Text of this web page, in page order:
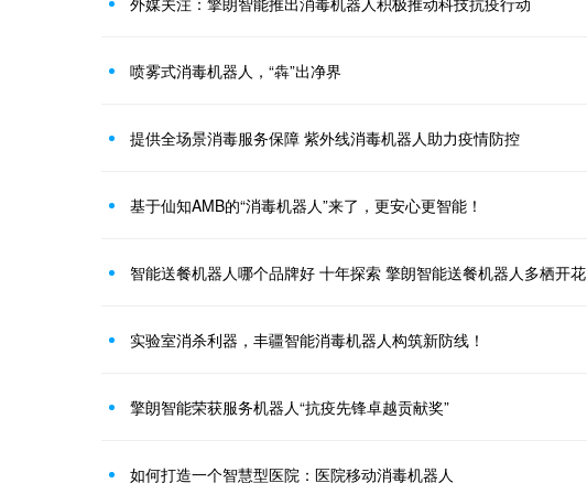
喷雾式消毒机器人，“犇”出净界
提供全场景消毒服务保障 紫外线消毒机器人助力疫情防控
基于仙知AMB的“消毒机器人”来了，更安心更智能！
智能送餐机器人哪个品牌好 十年探索 擎朗智能送餐机器人多栖开花
实验室消杀利器，丰疆智能消毒机器人构筑新防线！
擎朗智能荣获服务机器人“抗疫先锋卓越贡献奖”
如何打造一个智慧型医院：医院移动消毒机器人